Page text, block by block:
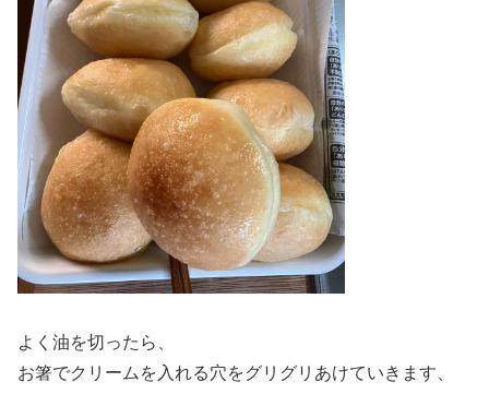
よく油を切ったら、
お箸でクリームを入れる穴をグリグリあけていきます、